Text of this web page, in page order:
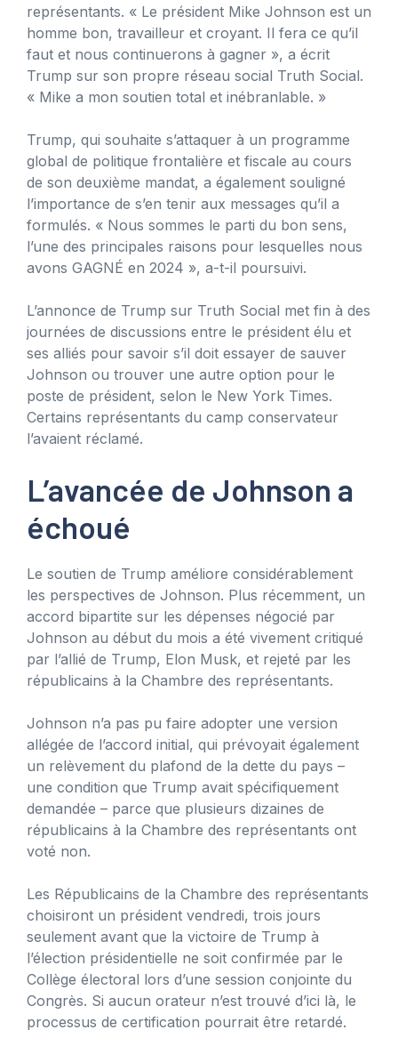
représentants. « Le président Mike Johnson est un
homme bon, travailleur et croyant. Il fera ce qu’il
faut et nous continuerons à gagner », a écrit
Trump sur son propre réseau social Truth Social.
« Mike a mon soutien total et inébranlable. »
Trump, qui souhaite s’attaquer à un programme
global de politique frontalière et fiscale au cours
de son deuxième mandat, a également souligné
l’importance de s’en tenir aux messages qu’il a
formulés. « Nous sommes le parti du bon sens,
l’une des principales raisons pour lesquelles nous
avons GAGNÉ en 2024 », a-t-il poursuivi.
L’annonce de Trump sur Truth Social met fin à des
journées de discussions entre le président élu et
ses alliés pour savoir s’il doit essayer de sauver
Johnson ou trouver une autre option pour le
poste de président, selon le New York Times.
Certains représentants du camp conservateur
l’avaient réclamé.
L’avancée de Johnson a
échoué
Le soutien de Trump améliore considérablement
les perspectives de Johnson. Plus récemment, un
accord bipartite sur les dépenses négocié par
Johnson au début du mois a été vivement critiqué
par l’allié de Trump, Elon Musk, et rejeté par les
républicains à la Chambre des représentants.
Johnson n’a pas pu faire adopter une version
allégée de l’accord initial, qui prévoyait également
un relèvement du plafond de la dette du pays –
une condition que Trump avait spécifiquement
demandée – parce que plusieurs dizaines de
républicains à la Chambre des représentants ont
voté non.
Les Républicains de la Chambre des représentants
choisiront un président vendredi, trois jours
seulement avant que la victoire de Trump à
l’élection présidentielle ne soit confirmée par le
Collège électoral lors d’une session conjointe du
Congrès. Si aucun orateur n’est trouvé d’ici là, le
processus de certification pourrait être retardé.